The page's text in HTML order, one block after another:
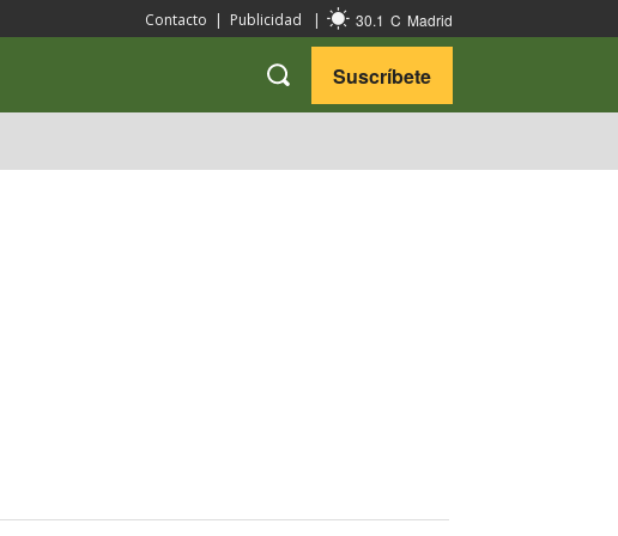
Contacto | Publicidad | 30.1 C Madrid
Suscríbete